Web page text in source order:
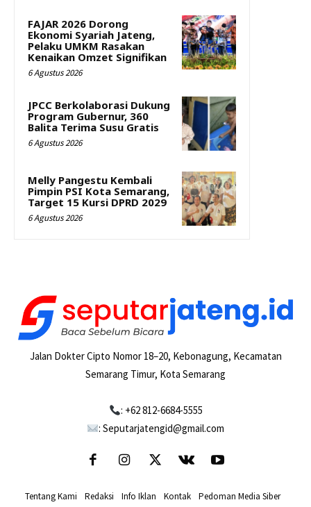
FAJAR 2026 Dorong
Ekonomi Syariah Jateng,
Pelaku UMKM Rasakan
Kenaikan Omzet Signifikan
6 Agustus 2026
JPCC Berkolaborasi Dukung
Program Gubernur, 360
Balita Terima Susu Gratis
6 Agustus 2026
Melly Pangestu Kembali
Pimpin PSI Kota Semarang,
Target 15 Kursi DPRD 2029
6 Agustus 2026
Jalan Dokter Cipto Nomor 18–20, Kebonagung, Kecamatan
Semarang Timur, Kota Semarang
: +62 812-6684-5555
: Seputarjatengid@gmail.com
Tentang Kami Redaksi Info Iklan Kontak Pedoman Media Siber